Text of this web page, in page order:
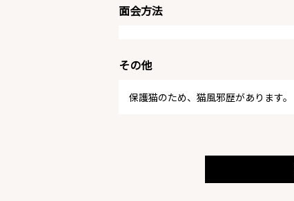
面会方法
その他
保護猫のため、猫風邪歴があります。